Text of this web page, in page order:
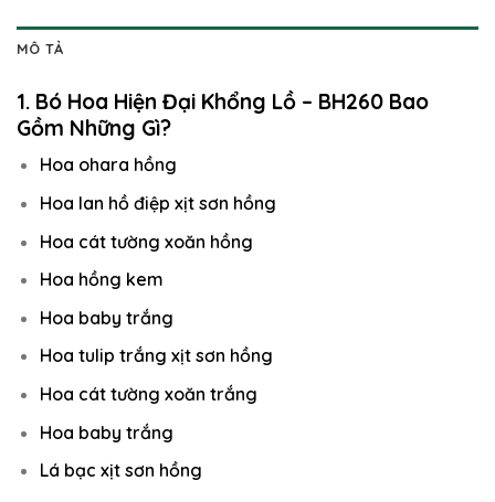
MÔ TẢ
1. Bó Hoa Hiện Đại Khổng Lồ – BH260 Bao
Gồm Những Gì?
Hoa ohara hồng
Hoa lan hồ điệp xịt sơn hồng
Hoa cát tường xoăn hồng
Hoa hồng kem
Hoa baby trắng
Hoa tulip trắng xịt sơn hồng
Hoa cát tường xoăn trắng
Hoa baby trắng
Lá bạc xịt sơn hồng